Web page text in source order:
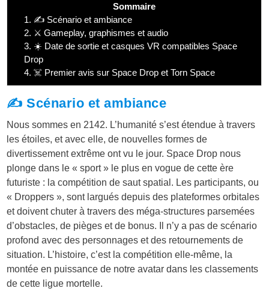
Sommaire
1. ✍️ Scénario et ambiance
2. ⚔️ Gameplay, graphismes et audio
3. ☀️ Date de sortie et casques VR compatibles Space
Drop
4. ☠️ Premier avis sur Space Drop et Torn Space
✍️ Scénario et ambiance
Nous sommes en 2142. L’humanité s’est étendue à travers
les étoiles, et avec elle, de nouvelles formes de
divertissement extrême ont vu le jour. Space Drop nous
plonge dans le « sport » le plus en vogue de cette ère
futuriste : la compétition de saut spatial. Les participants, ou
« Droppers », sont largués depuis des plateformes orbitales
et doivent chuter à travers des méga-structures parsemées
d’obstacles, de pièges et de bonus. Il n’y a pas de scénario
profond avec des personnages et des retournements de
situation. L’histoire, c’est la compétition elle-même, la
montée en puissance de notre avatar dans les classements
de cette ligue mortelle.